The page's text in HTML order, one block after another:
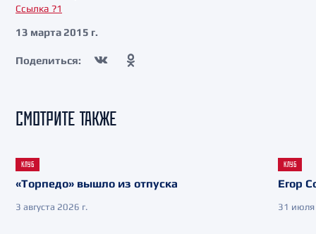
Ссылка ?1
13 марта 2015 г.
Поделиться:
СМОТРИТЕ ТАКЖЕ
КЛУБ
«Торпедо» вышло из отпуска
3 августа 2026 г.
КЛУБ
Егор
31 июля